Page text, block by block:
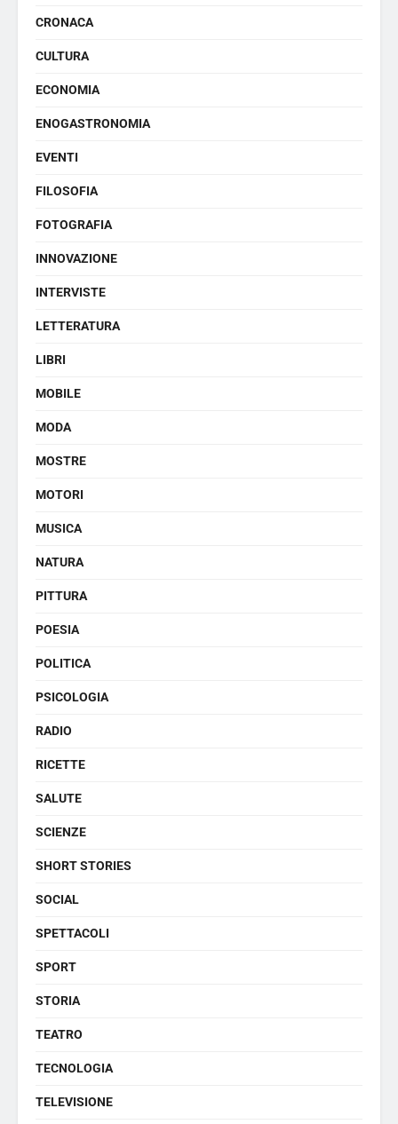
CRONACA
CULTURA
ECONOMIA
ENOGASTRONOMIA
EVENTI
FILOSOFIA
FOTOGRAFIA
INNOVAZIONE
INTERVISTE
LETTERATURA
LIBRI
MOBILE
MODA
MOSTRE
MOTORI
MUSICA
NATURA
PITTURA
POESIA
POLITICA
PSICOLOGIA
RADIO
RICETTE
SALUTE
SCIENZE
SHORT STORIES
SOCIAL
SPETTACOLI
SPORT
STORIA
TEATRO
TECNOLOGIA
TELEVISIONE